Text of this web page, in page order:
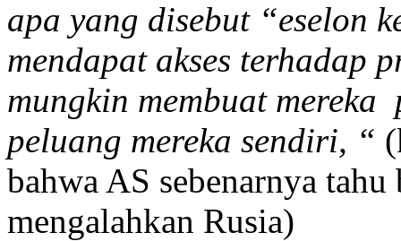
apa yang disebut “eselon
mendapat akses terhadap
mungkin membuat
peluang mereka sendiri, “
bahwa AS sebenarnya
mengalahkan Rusia)